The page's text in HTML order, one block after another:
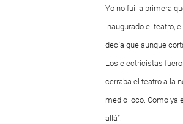
Yo no fui la primera
inaugurado el teatro,
decía que aunque
Los electricistas
cerraba el teatro a la
medio loco. Como ya
allá”.